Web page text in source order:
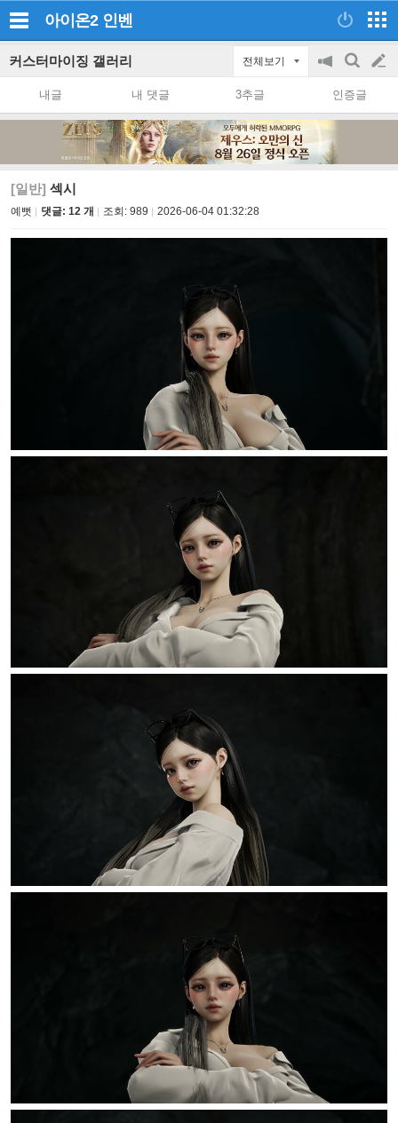
아이온2 인벤
커스터마이징 갤러리 전체보기
공
on/off
검
색
글
쓰
내글 내 댓글 3추글 인증글
[일반] 섹시
예뻣 댓글: 12 개 조회: 989 2026-06-04 01:32:28